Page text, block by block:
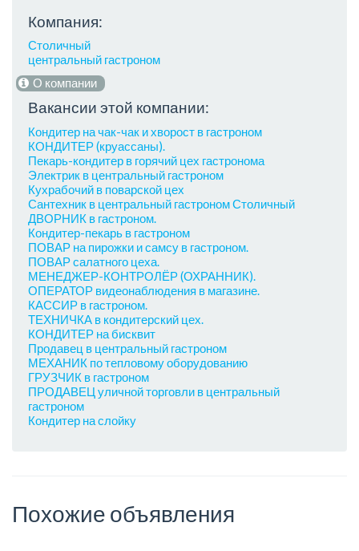
Компания:
Столичный
центральный гастроном
О компании
Вакансии этой компании:
Кондитер на чак-чак и хворост в гастроном
КОНДИТЕР (круассаны).
Пекарь-кондитер в горячий цех гастронома
Электрик в центральный гастроном
Кухрабочий в поварской цех
Сантехник в центральный гастроном Столичный
ДВОРНИК в гастроном.
Кондитер-пекарь в гастроном
ПОВАР на пирожки и самсу в гастроном.
ПОВАР салатного цеха.
МЕНЕДЖЕР-КОНТРОЛЁР (ОХРАННИК).
ОПЕРАТОР видеонаблюдения в магазине.
КАССИР в гастроном.
ТЕХНИЧКА в кондитерский цех.
КОНДИТЕР на бисквит
Продавец в центральный гастроном
МЕХАНИК по тепловому оборудованию
ГРУЗЧИК в гастроном
ПРОДАВЕЦ уличной торговли в центральный
гастроном
Кондитер на слойку
Похожие объявления